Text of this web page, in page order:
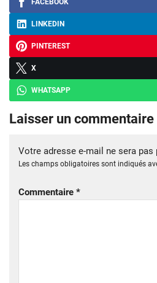
FACEBOOK
LINKEDIN
PINTEREST
X
WHATSAPP
Laisser un commentaire
Votre adresse e-mail ne sera pas
Les champs obligatoires sont indiqués
Commentaire *